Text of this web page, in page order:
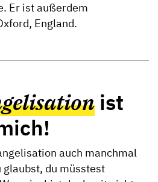
Er ist außerdem
England.
ist
auch manchmal
du müsstest